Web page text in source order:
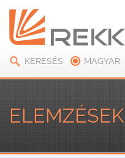
KERESÉS MAGYAR
ELEMZÉSEK